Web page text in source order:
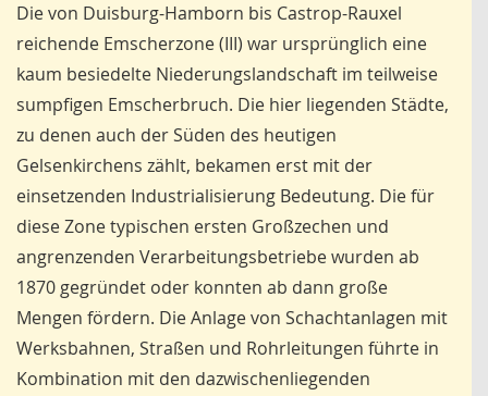
Die von Duisburg-Hamborn bis Castrop-Rauxel
reichende Emscherzone (III) war ursprünglich eine
kaum besiedelte Niederungslandschaft im teilweise
sumpfigen Emscherbruch. Die hier liegenden Städte,
zu denen auch der Süden des heutigen
Gelsenkirchens zählt, bekamen erst mit der
einsetzenden Industrialisierung Bedeutung. Die für
diese Zone typischen ersten Großzechen und
angrenzenden Verarbeitungsbetriebe wurden ab
1870 gegründet oder konnten ab dann große
Mengen fördern. Die Anlage von Schachtanlagen mit
Werksbahnen, Straßen und Rohrleitungen führte in
Kombination mit den dazwischenliegenden